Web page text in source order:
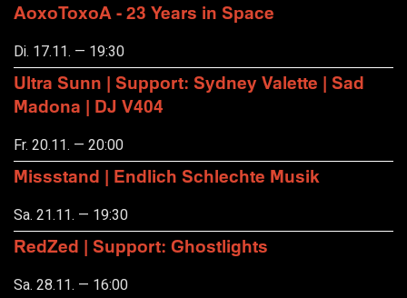
AoxoToxoA - 23 Years in Space
Di. 17.11. — 19:30
Ultra Sunn | Support: Sydney Valette | Sad
Madona | DJ V404
Fr. 20.11. — 20:00
Missstand | Endlich Schlechte Musik
Sa. 21.11. — 19:30
RedZed | Support: Ghostlights
Sa. 28.11. — 16:00